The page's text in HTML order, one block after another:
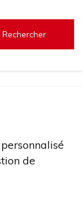
Rechercher
de